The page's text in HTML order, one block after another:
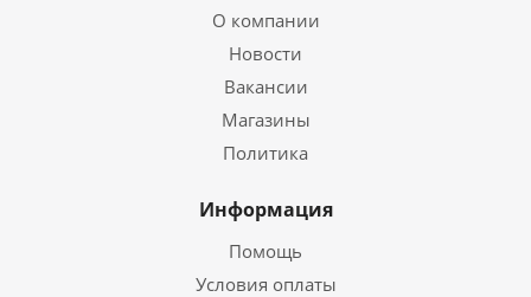
О компании
Новости
Вакансии
Магазины
Политика
Информация
Помощь
Условия оплаты